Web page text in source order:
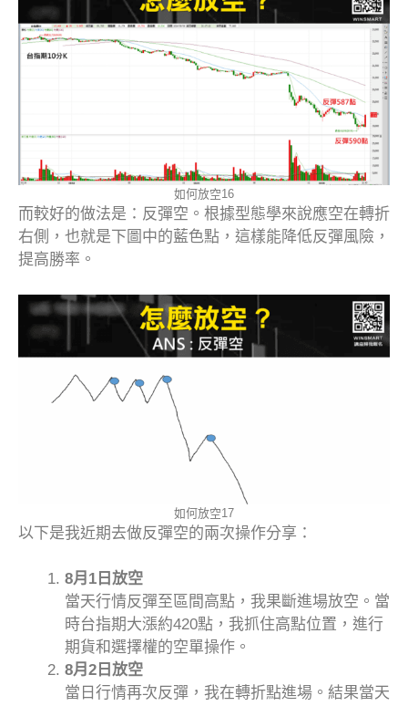
如何放空16
而較好的做法是：反彈空。根據型態學來說應空在轉折
右側，也就是下圖中的藍色點，這樣能降低反彈風險，
提高勝率。
如何放空17
以下是我近期去做反彈空的兩次操作分享：
8月1日放空
當天行情反彈至區間高點，我果斷進場放空。當
時台指期大漲約420點，我抓住高點位置，進行
期貨和選擇權的空單操作。
8月2日放空
當日行情再次反彈，我在轉折點進場。結果當天